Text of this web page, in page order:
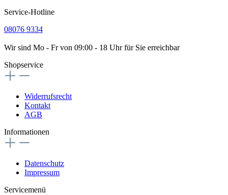
Service-Hotline
08076 9334
Wir sind Mo - Fr von 09:00 - 18 Uhr für Sie erreichbar
Shopservice
Widerrufsrecht
Kontakt
AGB
Informationen
Datenschutz
Impressum
Servicemenü